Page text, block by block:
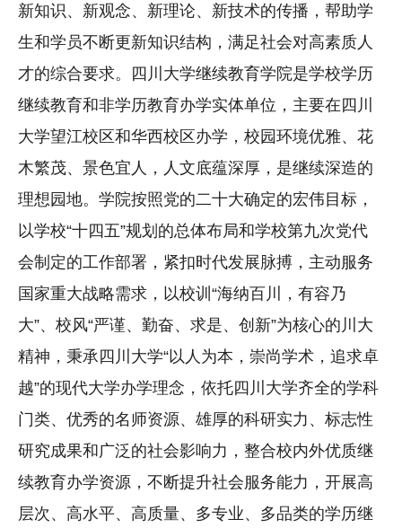
新知识、新观念、新理论、新技术的传播，帮助学
生和学员不断更新知识结构，满足社会对高素质人
才的综合要求。四川大学继续教育学院是学校学历
继续教育和非学历教育办学实体单位，主要在四川
大学望江校区和华西校区办学，校园环境优雅、花
木繁茂、景色宜人，人文底蕴深厚，是继续深造的
理想园地。学院按照党的二十大确定的宏伟目标，
以学校“十四五”规划的总体布局和学校第九次党代
会制定的工作部署，紧扣时代发展脉搏，主动服务
国家重大战略需求，以校训“海纳百川，有容乃
大”、校风“严谨、勤奋、求是、创新”为核心的川大
精神，秉承四川大学“以人为本，崇尚学术，追求卓
越”的现代大学办学理念，依托四川大学齐全的学科
门类、优秀的名师资源、雄厚的科研实力、标志性
研究成果和广泛的社会影响力，整合校内外优质继
续教育办学资源，不断提升社会服务能力，开展高
层次、高水平、高质量、多专业、多品类的学历继